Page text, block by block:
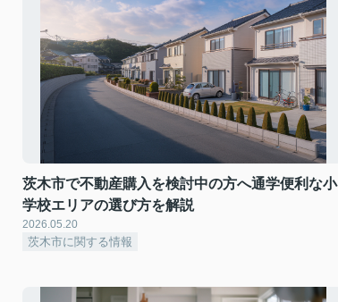
茨木市で不動産購入を検討中の方へ通学便利な小
学校エリアの選び方を解説
2026.05.20
茨木市に関する情報